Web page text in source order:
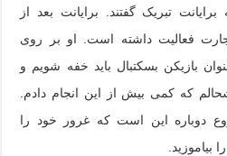
تبریک گفتند. برایانت‌ بعد از
فعالیت داشته است. او بر روی
بازیکن بسکتبال باید خفه شویم و
که کمی بیش از این انجام دادم.
دوباره این است که غرور خود را
بیاموزید.